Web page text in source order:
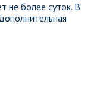
не более суток. В